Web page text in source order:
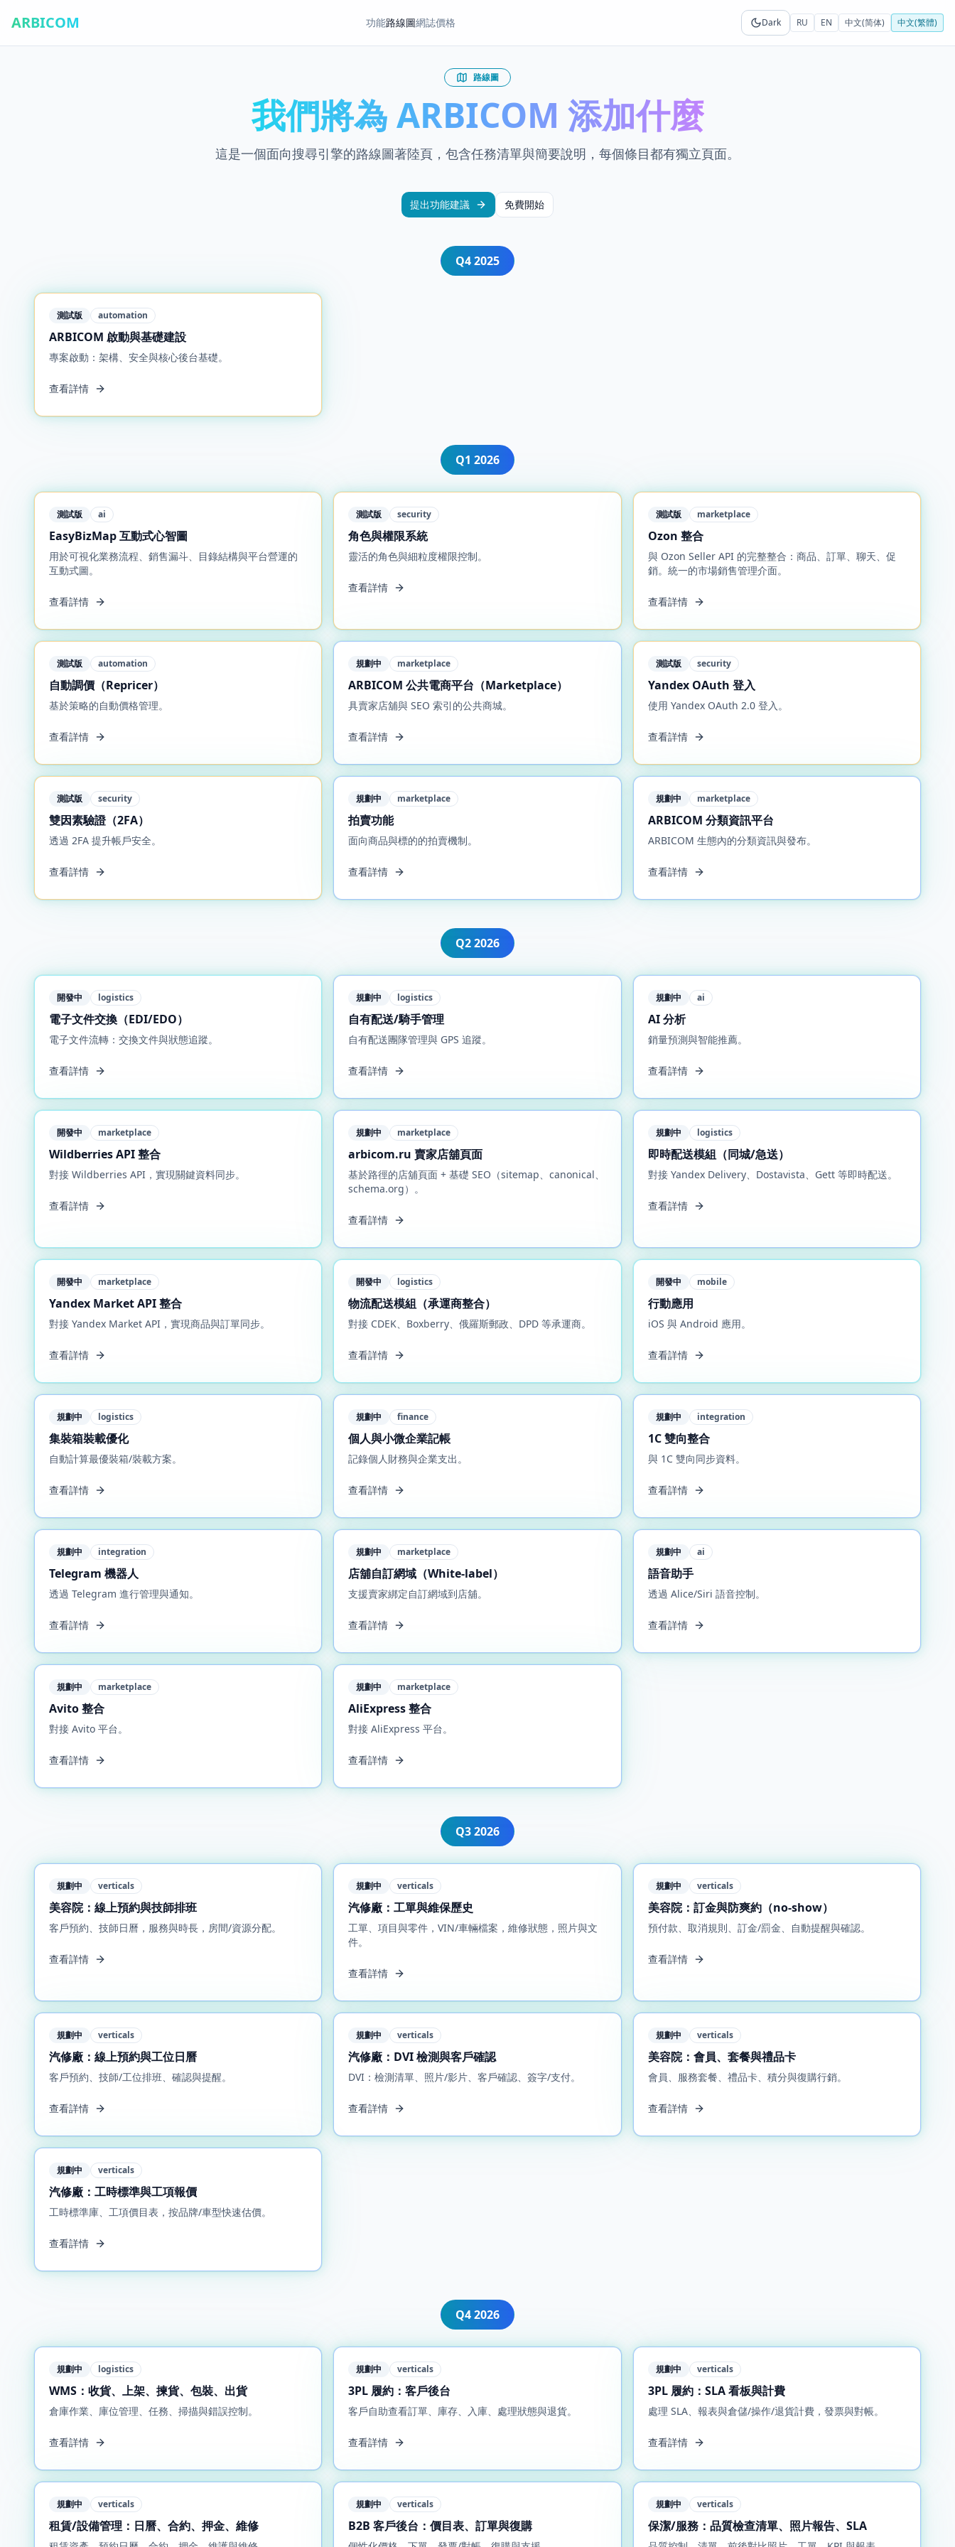
ARBICOM 功能路線圖網誌價格 Dark RU EN 中文(简体) 中文(繁體)
路線圖
我們將為 ARBICOM 添加什麼
這是一個面向搜尋引擎的路線圖著陸頁，包含任務清單與簡要說明，每個條目都有獨立頁面。
提出功能建議 免費開始
Q42025
測試版 automation
ARBICOM 啟動與基礎建設
專案啟動：架構、安全與核心後台基礎。
查看詳情
Q1 2026
測試版 ai
EasyBizMap 互動式心智圖
用於可視化業務流程、銷售漏斗、目錄結構與平台營運的
互動式圖。
查看詳情
測試版 security
角色與權限系統
靈活的角色與細粒度權限控制。
查看詳情
測試版 marketplace
Ozon 整合
與 Ozon Seller API 的完整整合：商品、訂單、聊天、促
銷。統一的市場銷售管理介面。
查看詳情
測試版 automation
自動調價（Repricer）
基於策略的自動價格管理。
查看詳情
規劃中 marketplace
ARBICOM 公共電商平台（Marketplace）
具賣家店舖與 SEO 索引的公共商城。
查看詳情
測試版 security
Yandex OAuth 登入
使用 Yandex OAuth 2.0 登入。
查看詳情
測試版 security
雙因素驗證（2FA）
透過 2FA 提升帳戶安全。
查看詳情
規劃中 marketplace
拍賣功能
面向商品與標的的拍賣機制。
查看詳情
規劃中 marketplace
ARBICOM 分類資訊平台
ARBICOM 生態內的分類資訊與發布。
查看詳情
Q22026
開發中 logistics
電子文件交換（EDI/EDO）
電子文件流轉：交換文件與狀態追蹤。
查看詳情
規劃中 logistics
自有配送/騎手管理
自有配送團隊管理與 GPS 追蹤。
查看詳情
規劃中 ai
AI 分析
銷量預測與智能推薦。
查看詳情
開發中 marketplace
Wildberries API 整合
對接 Wildberries API，實現關鍵資料同步。
查看詳情
規劃中 marketplace
arbicom.ru 賣家店舖頁面
基於路徑的店舖頁面 + 基礎 SEO（sitemap、canonical、
schema.org）。
查看詳情
規劃中 logistics
即時配送模組（同城/急送）
對接 Yandex Delivery、Dostavista、Gett 等即時配送。
查看詳情
開發中 marketplace
Yandex Market API 整合
對接 Yandex Market API，實現商品與訂單同步。
查看詳情
開發中 logistics
物流配送模組（承運商整合）
對接 CDEK、Boxberry、俄羅斯郵政、DPD 等承運商。
查看詳情
開發中 mobile
行動應用
iOS 與 Android 應用。
查看詳情
規劃中 logistics
集裝箱裝載優化
自動計算最優裝箱/裝載方案。
查看詳情
規劃中 finance
個人與小微企業記帳
記錄個人財務與企業支出。
查看詳情
規劃中 integration
1C 雙向整合
與 1C 雙向同步資料。
查看詳情
規劃中 integration
Telegram 機器人
透過 Telegram 進行管理與通知。
查看詳情
規劃中 marketplace
店舖自訂網域（White‑label）
支援賣家綁定自訂網域到店舖。
查看詳情
規劃中 ai
語音助手
透過 Alice/Siri 語音控制。
查看詳情
規劃中 marketplace
Avito 整合
對接 Avito 平台。
查看詳情
規劃中 marketplace
AliExpress 整合
對接 AliExpress 平台。
查看詳情
Q32026
規劃中 verticals
美容院：線上預約與技師排班
客戶預約、技師日曆，服務與時長，房間/資源分配。
查看詳情
規劃中 verticals
汽修廠：工單與維保歷史
工單、項目與零件，VIN/車輛檔案，維修狀態，照片與文
件。
查看詳情
規劃中 verticals
美容院：訂金與防爽約（no‑show）
預付款、取消規則、訂金/罰金、自動提醒與確認。
查看詳情
規劃中 verticals
汽修廠：線上預約與工位日曆
客戶預約、技師/工位排班、確認與提醒。
查看詳情
規劃中 verticals
汽修廠：DVI 檢測與客戶確認
DVI：檢測清單、照片/影片、客戶確認、簽字/支付。
查看詳情
規劃中 verticals
美容院：會員、套餐與禮品卡
會員、服務套餐、禮品卡、積分與復購行銷。
查看詳情
規劃中 verticals
汽修廠：工時標準與工項報價
工時標準庫、工項價目表，按品牌/車型快速估價。
查看詳情
Q42026
規劃中 logistics
WMS：收貨、上架、揀貨、包裝、出貨
倉庫作業、庫位管理、任務、掃描與錯誤控制。
查看詳情
規劃中 verticals
3PL 履約：客戶後台
客戶自助查看訂單、庫存、入庫、處理狀態與退貨。
查看詳情
規劃中 verticals
3PL 履約：SLA 看板與計費
處理 SLA、報表與倉儲/操作/退貨計費，發票與對帳。
查看詳情
規劃中 verticals
租賃/設備管理：日曆、合約、押金、維修
規劃中 verticals
B2B 客戶後台：價目表、訂單與復購
規劃中 verticals
保潔/服務：品質檢查清單、照片報告、SLA